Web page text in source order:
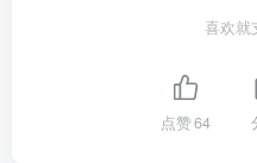
喜欢就
点赞64